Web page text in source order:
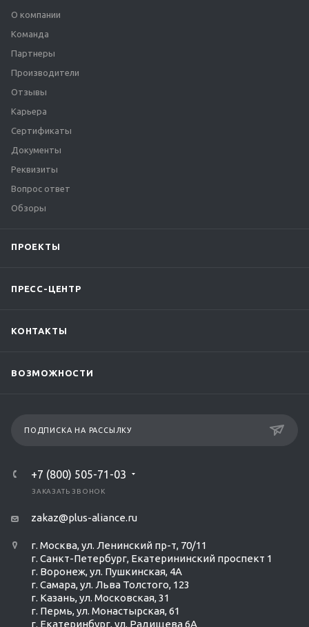
О компании
Команда
Партнеры
Производители
Отзывы
Карьера
Сертификаты
Документы
Реквизиты
Вопрос ответ
Обзоры
ПРОЕКТЫ
ПРЕСС-ЦЕНТР
КОНТАКТЫ
ВОЗМОЖНОСТИ
ПОДПИСКА НА РАССЫЛКУ
+7 (800) 505-71-03
ЗАКАЗАТЬ ЗВОНОК
zakaz@plus-aliance.ru
г. Москва, ул. Ленинский пр-т, 70/11
г. Санкт-Петербург, Екатерининский проспект 1
г. Воронеж, ул. Пушкинская, 4А
г. Самара, ул. Льва Толстого, 123
г. Казань, ул. Московская, 31
г. Пермь, ул. Монастырская, 61
г. Екатеринбург, ул. Радищева 6А